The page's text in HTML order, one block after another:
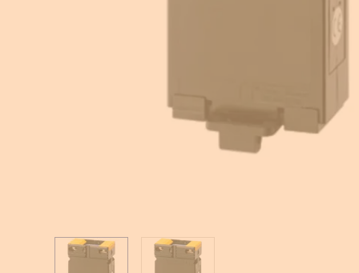
Éclairage de sécurité
Ampèremètre et voltmètre
View larger imageView larger image